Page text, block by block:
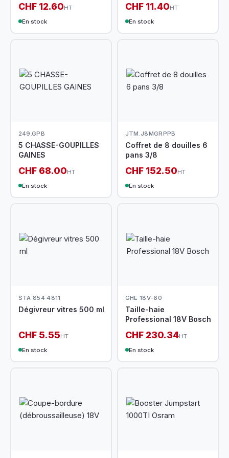
CHF 12.60HT
En stock
CHF 11.40HT
En stock
249.GPB
5 CHASSE-GOUPILLES
GAINES
CHF 68.00HT
En stock
JTM.J8MGRPPB
Coffret de 8 douilles 6
pans 3/8
CHF 152.50HT
En stock
STA 854 4811
Dégivreur vitres 500 ml
CHF 5.55HT
En stock
GHE 18V-60
Taille-haie
Professional 18V Bosch
CHF 230.34HT
En stock